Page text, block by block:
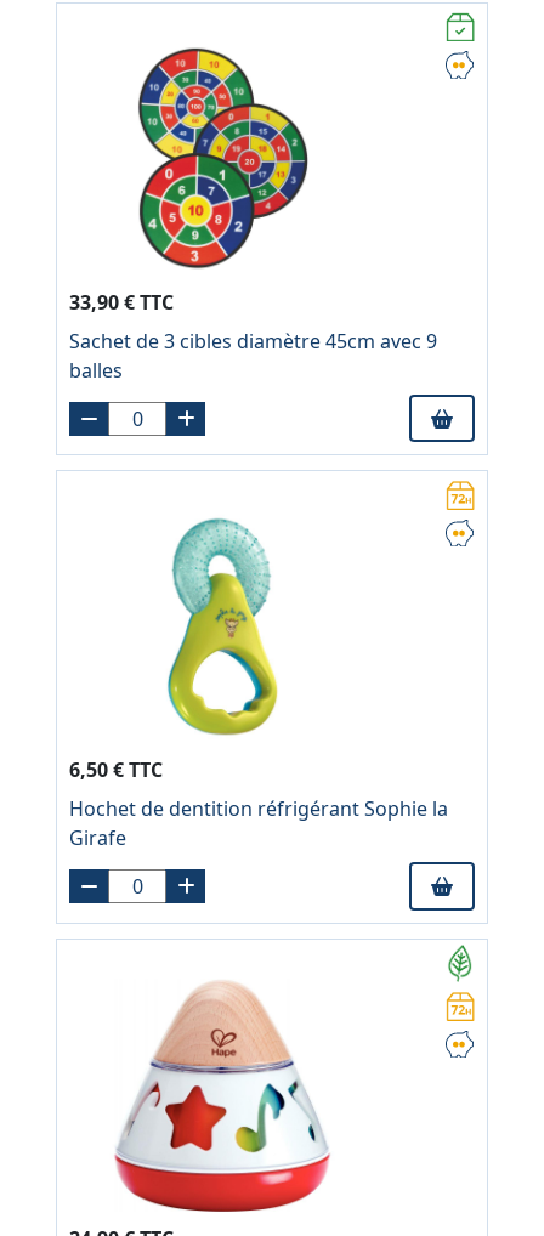
33,90 € TTC
Sachet de 3 cibles diamètre 45cm avec 9
balles
6,50 € TTC
Hochet de dentition réfrigérant Sophie la
Girafe